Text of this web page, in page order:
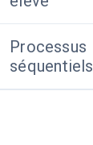
Processus
séquentiels